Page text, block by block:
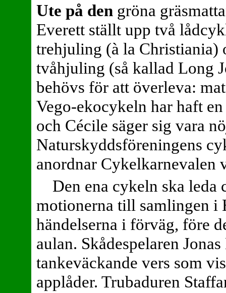
Ute på den gröna
Everett ställt upp två
trehjuling (à la Christiania)
tvåhjuling (så kallad Long
behövs för att överleva:
Vego-ekocykeln har haft
och Cécile säger sig vara
Naturskyddsföreningens
anordnar Cykelkarnevalen
Den ena cykeln ska leda
motionerna till samlingen i
händelserna i förväg, före
aulan. Skådespelaren
tankeväckande vers som
applåder. Trubaduren